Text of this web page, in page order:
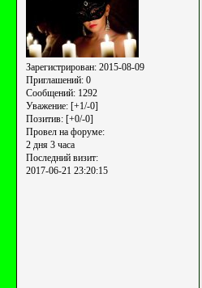
Зарегистрирован: 2015-08-09
Приглашений: 0
Сообщений: 1292
Уважение: [+1/-0]
Позитив: [+0/-0]
Провел на форуме:
2 дня 3 часа
Последний визит:
2017-06-21 23:20:15